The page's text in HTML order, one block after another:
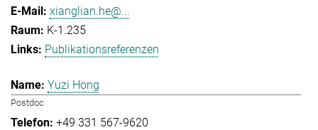
xianglian.he@...
K-1.235
Publikationsreferenzen
Yuzi Hong
Postdoc
+49 331 567-9620